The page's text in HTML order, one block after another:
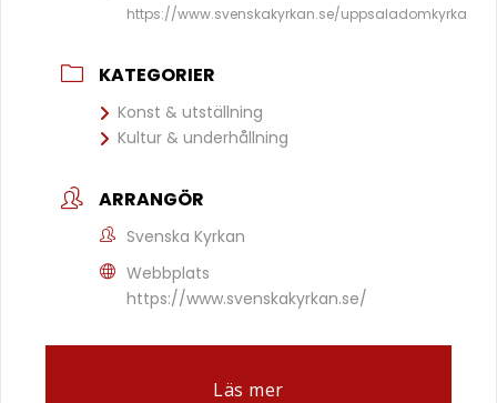
https://www.svenskakyrkan.se/uppsaladomkyrka
KATEGORIER
Konst & utställning
Kultur & underhållning
ARRANGÖR
Svenska Kyrkan
Webbplats
https://www.svenskakyrkan.se/
Läs mer